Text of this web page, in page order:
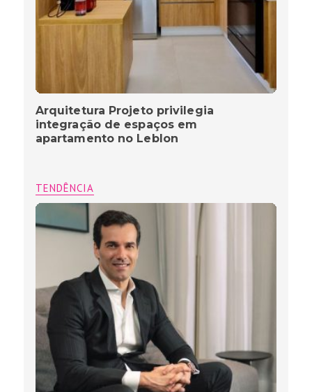
Arquitetura Projeto privilegia
integração de espaços em
apartamento no Leblon
TENDÊNCIA